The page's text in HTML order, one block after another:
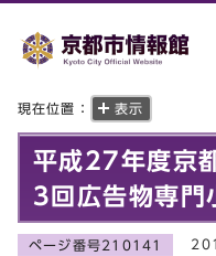
現在位置： 表示
平成27年度京
3回広告物専門
ページ番号210141